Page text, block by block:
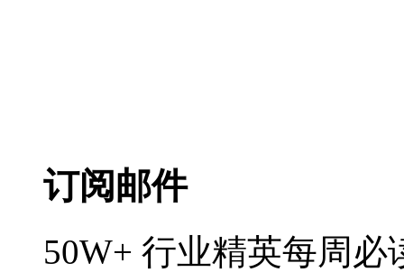
订阅邮件
50W+ 行业精英每周